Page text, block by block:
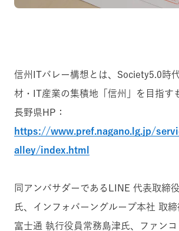
信州ITバレー構想とは、Society5.0時
材・IT産業の集積地「信州」を目指す
長野県HP：
https://www.pref.nagano.lg.jp/
alley/index.html
同アンバサダーであるLINE 代表取締
氏、インフォバーングループ本社 取締
富士通 執行役員常務島津氏、ファンコ